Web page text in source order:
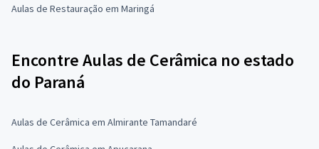
Aulas de Restauração em Maringá
Encontre Aulas de Cerâmica no estado
do Paraná
Aulas de Cerâmica em Almirante Tamandaré